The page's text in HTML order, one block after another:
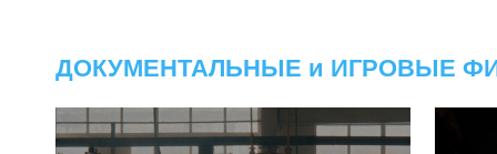
ДОКУМЕНТАЛЬНЫЕ и ИГРОВЫЕ